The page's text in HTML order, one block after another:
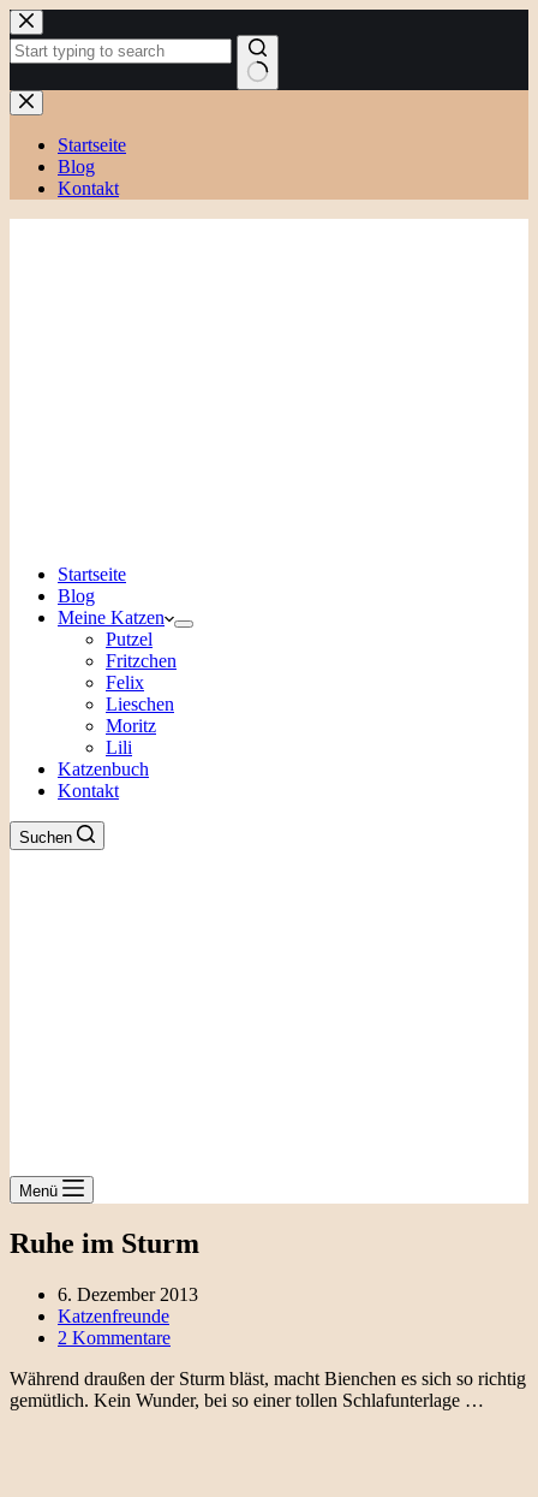
Zum
Inhalt
springen
Keine
Ergebnisse
Startseite
Blog
Kontakt
Startseite
Blog
Meine Katzen
Putzel
Fritzchen
Felix
Lieschen
Moritz
Lili
Katzenbuch
Kontakt
Suchen
Menü
Ruhe im Sturm
6. Dezember 2013
Katzenfreunde
2 Kommentare
Während draußen der Sturm bläst, macht Bienchen es sich so richtig
gemütlich. Kein Wunder, bei so einer tollen Schlafunterlage …